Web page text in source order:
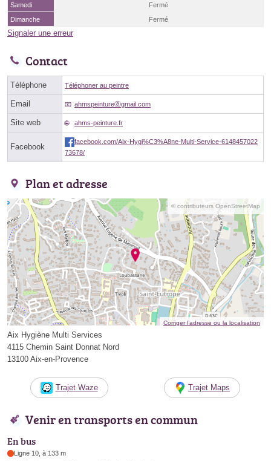
Samedi
Fermé
Dimanche
Fermé
Signaler une erreur
Contact
Téléphone Téléphoner au peintre
Email ahmspeintureⓐgmail.com
Site web ahms-peinture.fr
Facebook
facebook.com/Aix-Hygi%C3%A8ne-Multi-Service-6148457022
73678/
Plan et adresse
© contributeurs OpenStreetMap
Corriger l’adresse ou la localisation
Aix Hygiène Multi Services
4115 Chemin Saint Donnat Nord
13100 Aix-en-Provence
Trajet Waze Trajet Maps
Venir en transports en commun
En bus
Ligne 10, à 133 m